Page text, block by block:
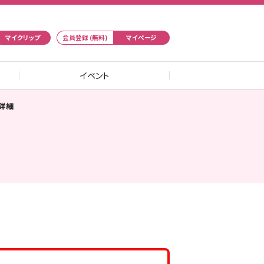
マイクリップ 会員登録 (無料) マイページ
イベント
細